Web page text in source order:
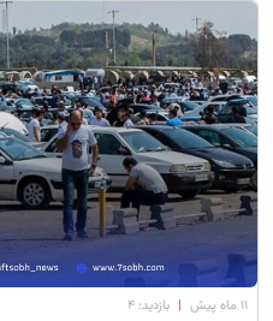
۱۱ ماه پیش | بازدید: 4